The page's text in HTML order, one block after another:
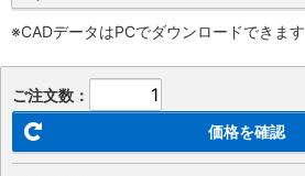
※CADデータはPCでダウンロードできます
ご注文数：
価格を確認